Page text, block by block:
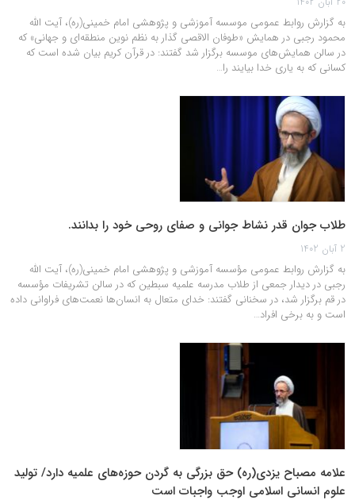
به گزارش روابط عمومی موسسه آموزشی و پژوهشی امام خمینی(ره)، آیت الله
محمود رجبی در همایش «طوفان الاقصی گذار به نظم نوین منطقه‌ای و جهانی» که
در سالن همایش‌های موسسه برگزار شد گفتند: در قرآن کریم بیان شده است که
کسانی که به یاری خدا بیایند را…
طلاب جوان قدر نشاط جوانی و صفای روحی خود را بدانند.
2 آبان 1402
به گزارش روابط عمومی مؤسسه ‌آموزشی و پژوهشی امام خمینی(ره)، آیت الله
رجبی در دیدار جمعی از طلاب مدرسه علمیه سبطین که در سالن تشریفات مؤسسه
‌در قم برگزار شد، در سخنانی گفتند: خدای متعال به انسان‌ها نعمت‌های فراوانی داده
است و به برخی افراد…
علامه مصباح یزدی(ره) حق بزرگی به گردن حوزه‌های علمیه دارد/ تولید
علوم انسانی اسلامی اوجب واجبات است